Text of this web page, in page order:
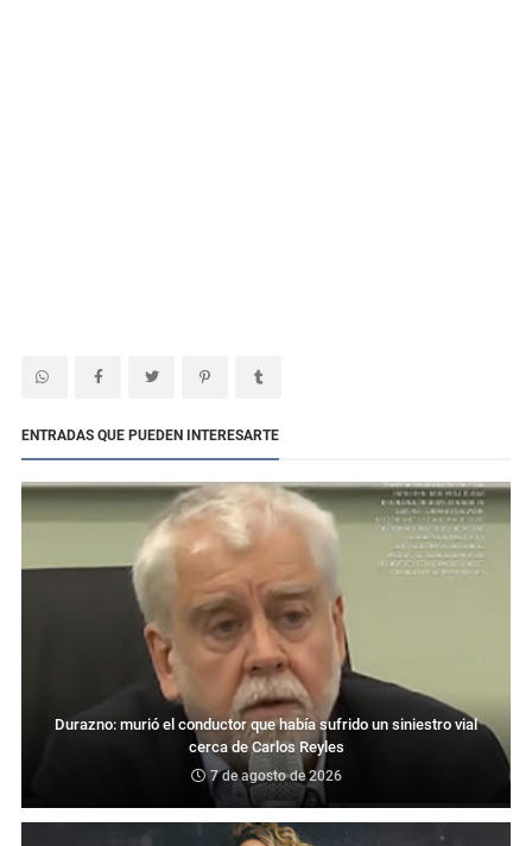
ENTRADAS QUE PUEDEN INTERESARTE
Durazno: murió el conductor que había sufrido un siniestro vial
cerca de Carlos Reyles
7 de agosto de 2026